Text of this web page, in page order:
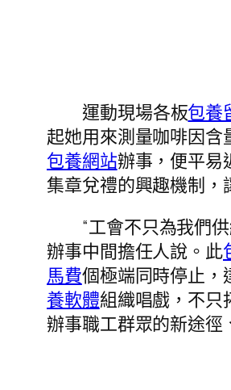
運動現場各板包養
起她用來測量咖啡因
包養網站辦事，便平易
集章兌禮的興趣機制
“工會不只為我們
辦事中間擔任人說。此
馬費個極端同時停止，
養軟體組織唱戲，不只
辦事職工群眾的新途徑